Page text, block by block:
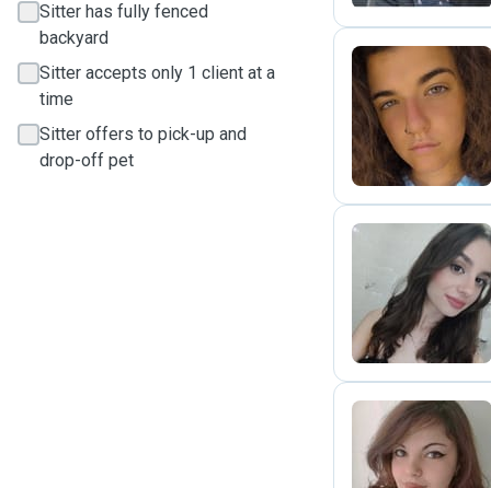
Sitter has fully fenced
backyard
Sitter accepts only 1 client at a
time
Sitter offers to pick-up and
drop-off pet
G
M
D